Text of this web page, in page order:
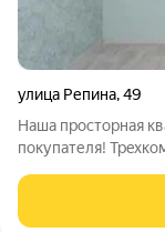
улица Репина,49
Наша просторная
покупателя!
распашного типа
6 кв.м.